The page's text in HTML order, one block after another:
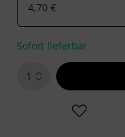
4,70 €
Sofort lieferbar
1